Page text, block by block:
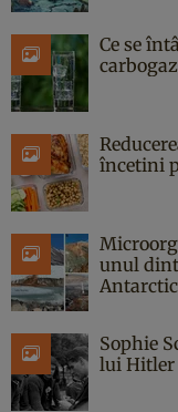
Ce se
încetini
unul
Sophie
lui Hitler